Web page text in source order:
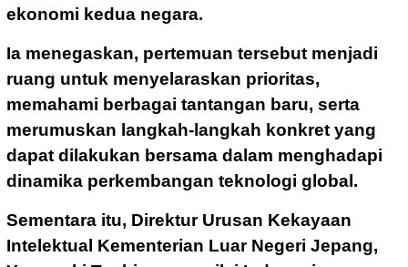
ekonomi kedua negara.
Ia menegaskan, pertemuan tersebut menjadi
ruang untuk menyelaraskan prioritas,
memahami berbagai tantangan baru, serta
merumuskan langkah-langkah konkret yang
dapat dilakukan bersama dalam menghadapi
dinamika perkembangan teknologi global.
Sementara itu, Direktur Urusan Kekayaan
Intelektual Kementerian Luar Negeri Jepang,